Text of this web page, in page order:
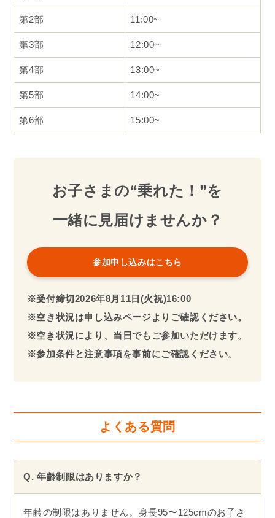
第2部 11:00~
第3部 12:00~
第4部 13:00~
第5部 14:00~
第6部 15:00~
お子さまの“乗れた！”を
一緒に見届けませんか？
参加申し込みはこちら
※受付締切2026年8月11 日(火祝)16:00
※空き状況は申し込みページよりご確認ください。
※空き状況により、当日でもご参加いただけます。
※参加条件と注意事項を事前にご確認ください。
よくある質問
Q. 年齢制限はありますか？
年齢の制限はありません。身長95〜125cmのお子さ